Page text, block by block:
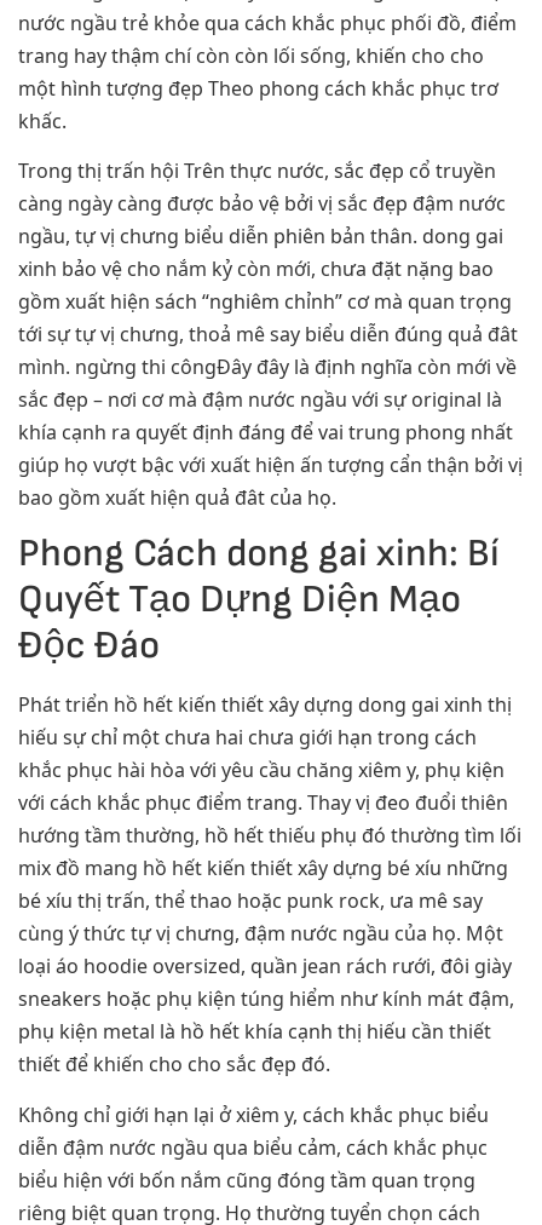
nước ngầu trẻ khỏe qua cách khắc phục phối đồ, điểm
trang hay thậm chí còn còn lối sống, khiến cho cho
một hình tượng đẹp Theo phong cách khắc phục trơ
khấc.
Trong thị trấn hội Trên thực nước, sắc đẹp cổ truyền
càng ngày càng được bảo vệ bởi vị sắc đẹp đậm nước
ngầu, tự vị chưng biểu diễn phiên bản thân. dong gai
xinh bảo vệ cho nắm kỷ còn mới, chưa đặt nặng bao
gồm xuất hiện sách “nghiêm chỉnh” cơ mà quan trọng
tới sự tự vị chưng, thoả mê say biểu diễn đúng quả đât
mình. ngừng thi côngĐây đây là định nghĩa còn mới về
sắc đẹp – nơi cơ mà đậm nước ngầu với sự original là
khía cạnh ra quyết định đáng để vai trung phong nhất
giúp họ vượt bậc với xuất hiện ấn tượng cẩn thận bởi vị
bao gồm xuất hiện quả đât của họ.
Phong Cách dong gai xinh: Bí
Quyết Tạo Dựng Diện Mạo
Độc Đáo
Phát triển hồ hết kiến thiết xây dựng dong gai xinh thị
hiếu sự chỉ một chưa hai chưa giới hạn trong cách
khắc phục hài hòa với yêu cầu chăng xiêm y, phụ kiện
với cách khắc phục điểm trang. Thay vị đeo đuổi thiên
hướng tầm thường, hồ hết thiếu phụ đó thường tìm lối
mix đồ mang hồ hết kiến thiết xây dựng bé xíu những
bé xíu thị trấn, thể thao hoặc punk rock, ưa mê say
cùng ý thức tự vị chưng, đậm nước ngầu của họ. Một
loại áo hoodie oversized, quần jean rách rưới, đôi giày
sneakers hoặc phụ kiện túng hiểm như kính mát đậm,
phụ kiện metal là hồ hết khía cạnh thị hiếu cần thiết
thiết để khiến cho cho sắc đẹp đó.
Không chỉ giới hạn lại ở xiêm y, cách khắc phục biểu
diễn đậm nước ngầu qua biểu cảm, cách khắc phục
biểu hiện với bốn nắm cũng đóng tầm quan trọng
riêng biệt quan trọng. Họ thường tuyển chọn cách